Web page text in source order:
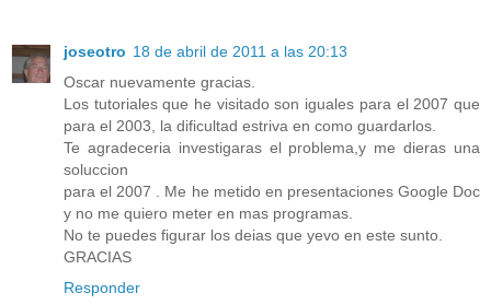
joseotro 18 de abril de 2011 a las 20:13
Oscar nuevamente gracias.
Los tutoriales que he visitado son iguales para el 2007 que
para el 2003, la dificultad estriva en como guardarlos.
Te agradeceria investigaras el problema,y me dieras una
soluccion
para el 2007 . Me he metido en presentaciones Google Doc
y no me quiero meter en mas programas.
No te puedes figurar los deias que yevo en este sunto.
GRACIAS
Responder